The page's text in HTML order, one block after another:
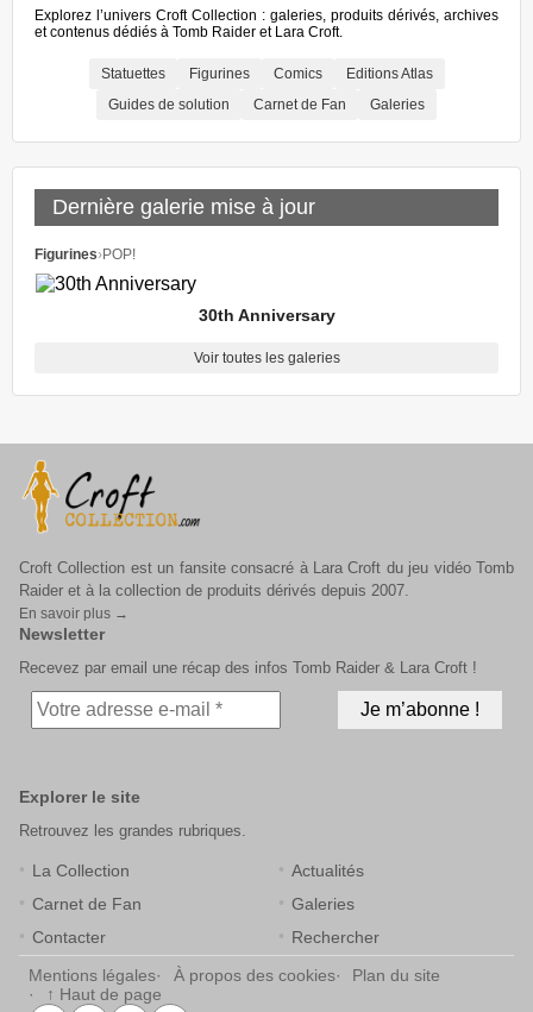
Explorez l’univers Croft Collection : galeries, produits dérivés, archives
et contenus dédiés à Tomb Raider et Lara Croft.
Statuettes Figurines Comics
Editions Atlas
Guides de solution
Carnet de Fan Galeries
Dernière galerie mise à jour
Figurines›POP!
30th Anniversary
Voir toutes les galeries
Croft Collection est un fansite consacré à Lara Croft du jeu vidéo Tomb
Raider et à la collection de produits dérivés depuis 2007.
En savoir plus →
Newsletter
Recevez par email une récap des infos Tomb Raider & Lara Croft !
Explorer le site
Retrouvez les grandes rubriques.
La Collection
Actualités
Carnet de Fan
Galeries
Contacter
Rechercher
Mentions légales À propos des cookies
Plan du site
↑ Haut de page